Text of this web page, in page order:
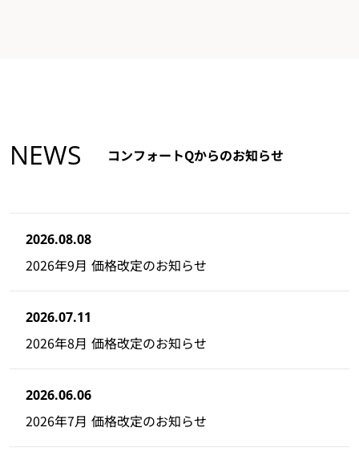
NEWS コンフォートQからのお知らせ
2026.08.08
2026年9月 価格改定のお知らせ
2026.07.11
2026年8月 価格改定のお知らせ
2026.06.06
2026年7月 価格改定のお知らせ